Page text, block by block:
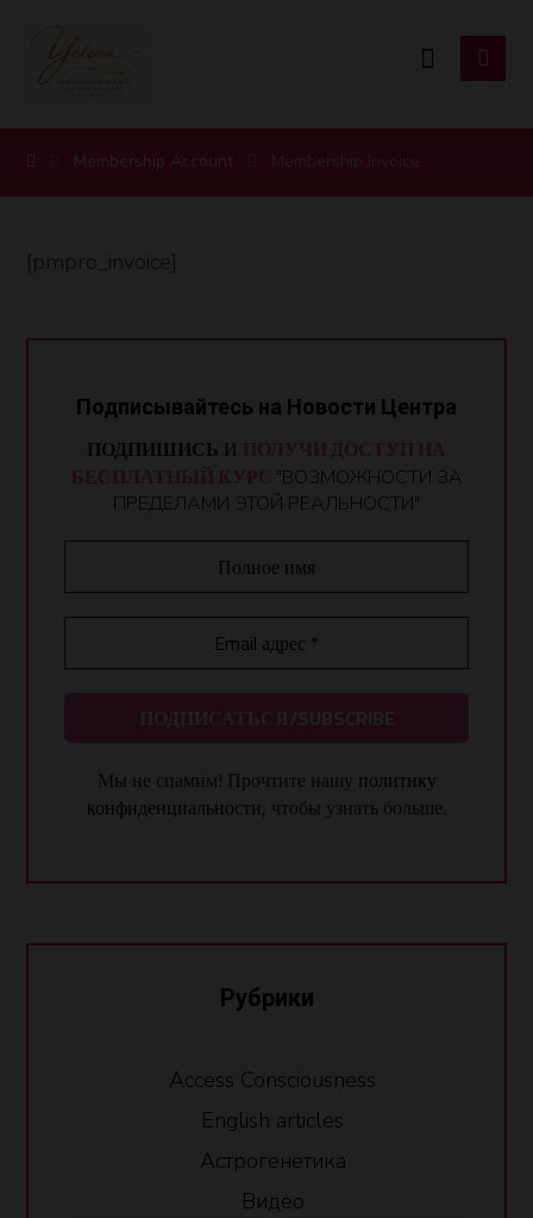
Membership Account
[pmpro_invoice]
Подписывайтесь на Новости Центра
ПОДПИШИСЬ И
"ВОЗМОЖНОСТИ ЗА
ПРЕДЕЛАМИ ЭТОЙ РЕАЛЬНОСТИ"
Мы не спамим! Прочтите нашу политику
конфиденциальности, чтобы узнать больше.
Рубрики
Access Consciousness
English articles
Астрогенетика
Видео